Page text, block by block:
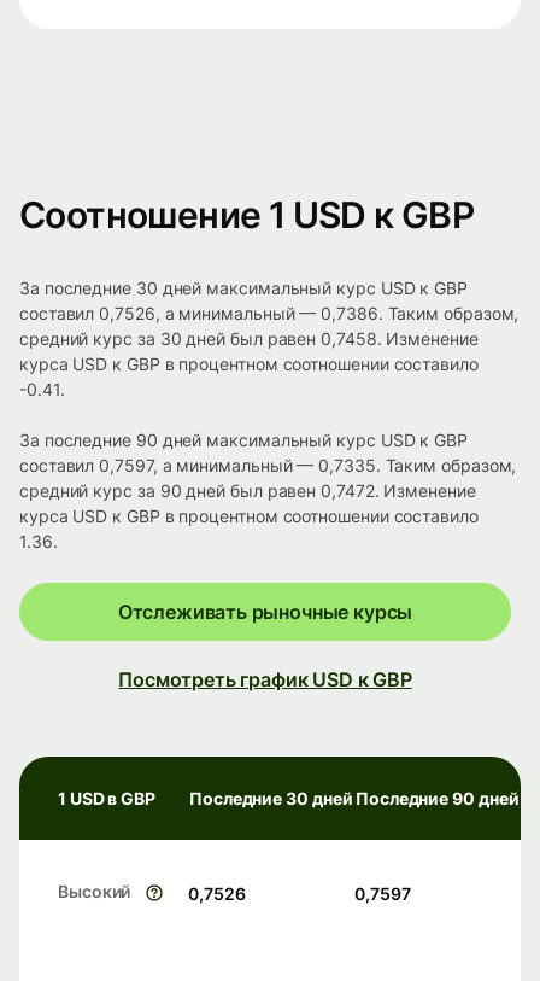
Соотношение 1 USD к GBP
За последние 30 дней максимальный курс USD к GBP
составил 0,7526, а минимальный — 0,7386. Таким образом,
средний курс за 30 дней был равен 0,7458. Изменение
курса USD к GBP в процентном соотношении составило
-0.41.
За последние 90 дней максимальный курс USD к GBP
составил 0,7597, а минимальный — 0,7335. Таким образом,
средний курс за 90 дней был равен 0,7472. Изменение
курса USD к GBP в процентном соотношении составило
1.36.
Отслеживать рыночные курсы
Посмотреть график USD к GBP
1 USD в GBP Последние 30 дней Последние 90 дней
Высокий 0,7526 0,7597